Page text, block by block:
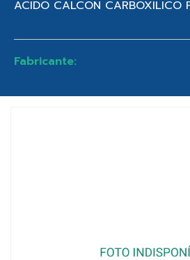
ACIDO CALCON CARBOXILICO
Fabricante: